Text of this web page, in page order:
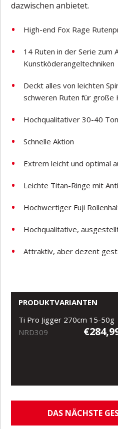
dazwischen anbietet.
High-end Fox Rage
14 Ruten in der Serie zum
Kunstköderangeltechniken
Deckt alles von leichten
schweren Ruten für große
Hochqualitativer 30-40
Schnelle Aktion
Extrem leicht und optimal
Leichte Titan-Ringe mit
Hochwertiger Fuji
Hochqualitative,
Attraktiv, aber dezent
PRODUKTVARIANTEN
Ti Pro Jigger 270cm 15-50g
NRD309
DAS NÄCHSTE